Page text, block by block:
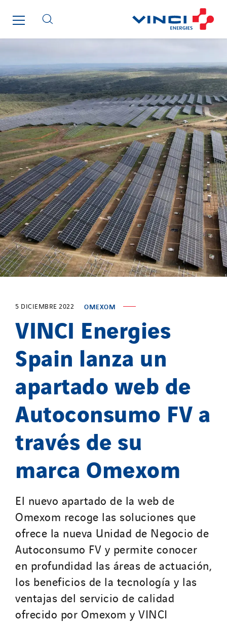
5 DICIEMBRE 2022 OMEXOM
VINCI Energies
Spain lanza un
apartado web de
Autoconsumo FV a
través de su
marca Omexom
El nuevo apartado de la web de
Omexom recoge las soluciones que
ofrece la nueva Unidad de Negocio de
Autoconsumo FV y permite conocer
en profundidad las áreas de actuación,
los beneficios de la tecnología y las
ventajas del servicio de calidad
ofrecido por Omexom y VINCI